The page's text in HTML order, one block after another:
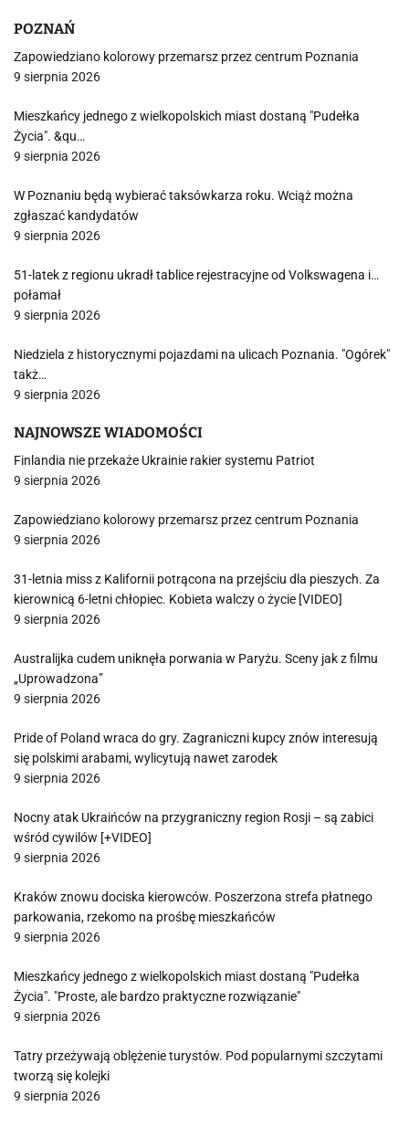
POZNAŃ
Zapowiedziano kolorowy przemarsz przez centrum Poznania
9 sierpnia 2026
Mieszkańcy jednego z wielkopolskich miast dostaną "Pudełka
Życia". &qu…
9 sierpnia 2026
W Poznaniu będą wybierać taksówkarza roku. Wciąż można
zgłaszać kandydatów
9 sierpnia 2026
51-latek z regionu ukradł tablice rejestracyjne od Volkswagena i…
połamał
9 sierpnia 2026
Niedziela z historycznymi pojazdami na ulicach Poznania. "Ogórek"
takż…
9 sierpnia 2026
NAJNOWSZE WIADOMOŚCI
Finlandia nie przekaże Ukrainie rakier systemu Patriot
9 sierpnia 2026
Zapowiedziano kolorowy przemarsz przez centrum Poznania
9 sierpnia 2026
31-letnia miss z Kalifornii potrącona na przejściu dla pieszych. Za
kierownicą 6-letni chłopiec. Kobieta walczy o życie [VIDEO]
9 sierpnia 2026
Australijka cudem uniknęła porwania w Paryżu. Sceny jak z filmu
„Uprowadzona”
9 sierpnia 2026
Pride of Poland wraca do gry. Zagraniczni kupcy znów interesują
się polskimi arabami, wylicytują nawet zarodek
9 sierpnia 2026
Nocny atak Ukraińców na przygraniczny region Rosji – są zabici
wśród cywilów [+VIDEO]
9 sierpnia 2026
Kraków znowu dociska kierowców. Poszerzona strefa płatnego
parkowania, rzekomo na prośbę mieszkańców
9 sierpnia 2026
Mieszkańcy jednego z wielkopolskich miast dostaną "Pudełka
Życia". "Proste, ale bardzo praktyczne rozwiązanie"
9 sierpnia 2026
Tatry przeżywają oblężenie turystów. Pod popularnymi szczytami
tworzą się kolejki
9 sierpnia 2026